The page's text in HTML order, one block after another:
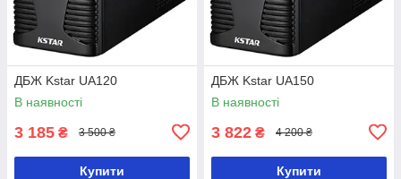
ДБЖ Kstar UA120
В наявності
3 185 ₴ 3 500 ₴
Купити
ДБЖ Kstar UA150
В наявності
3 822 ₴ 4 200 ₴
Купити